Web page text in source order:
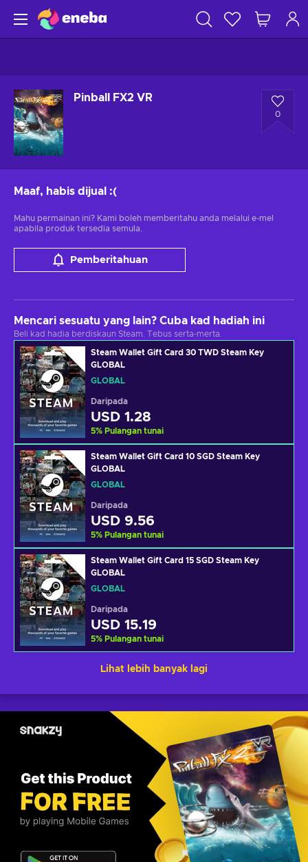
Pinball FX2 VR
0
Maaf, habis dijual :(
Mahu permainan ini? Kami boleh memberitahu anda melalui e-mel
apabila produk tersedia semula.
Pemberitahuan
Mencari sesuatu yang lain? Cuba kad hadiah ini
Beli kad hadia berdiskaun Steam. Tebus serta-merta.
Steam Wallet Gift Card 30 TWD Steam Key
GLOBAL
GLOBAL
Daripada
USD 1.28
5% Pulangan tunai
Steam Wallet Gift Card 10 SGD Steam Key
GLOBAL
GLOBAL
Daripada
USD 9.56
5% Pulangan tunai
Steam Wallet Gift Card 15 SGD Steam Key
GLOBAL
GLOBAL
Daripada
USD 15.19
5% Pulangan tunai
Lihat lebih banyak lagi